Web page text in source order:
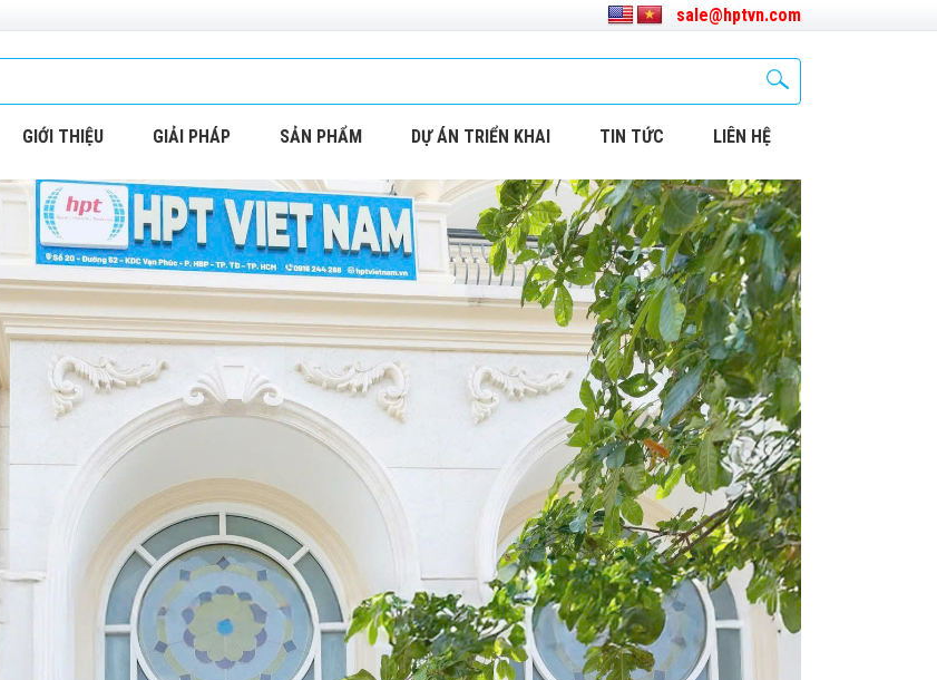
sale@hptvn.com
GIỚI THIỆU GIẢI PHÁP SẢN PHẨM DỰ ÁN TRIỂN KHAI TIN TỨC LIÊN HỆ